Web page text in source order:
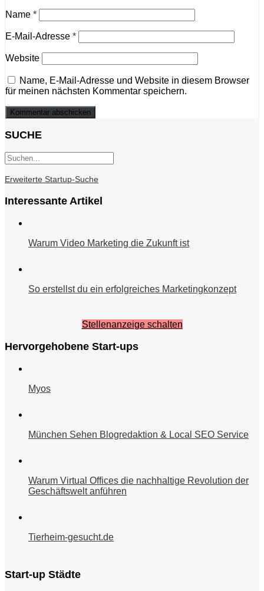
Name *
E-Mail-Adresse *
Website
Name, E-Mail-Adresse und Website in diesem Browser
für meinen nächsten Kommentar speichern.
SUCHE
Erweiterte Startup-Suche
Interessante Artikel
Warum Video Marketing die Zukunft ist
So erstellst du ein erfolgreiches Marketingkonzept
Stellenanzeige schalten
Hervorgehobene Start-ups
Myos
München Sehen Blogredaktion & Local SEO Service
Warum Virtual Offices die nachhaltige Revolution der
Geschäftswelt anführen
Tierheim-gesucht.de
Start-up Städte